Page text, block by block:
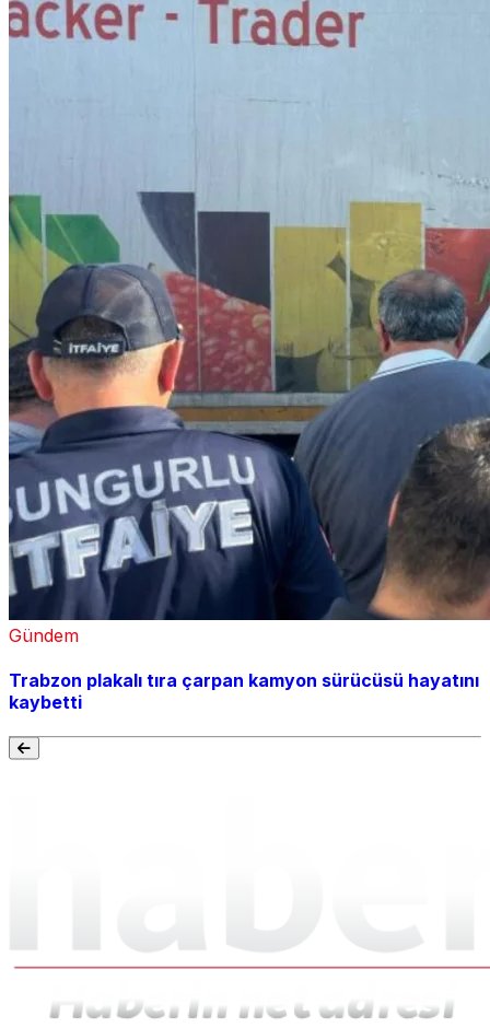
Gündem
Trabzon plakalı tıra çarpan kamyon sürücüsü hayatını
kaybetti